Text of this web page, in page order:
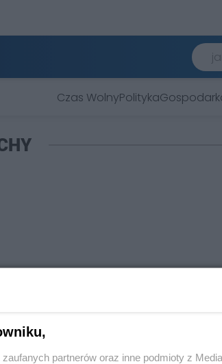
Czas WolnyPolityka
partnerów oraz inne podmioty z